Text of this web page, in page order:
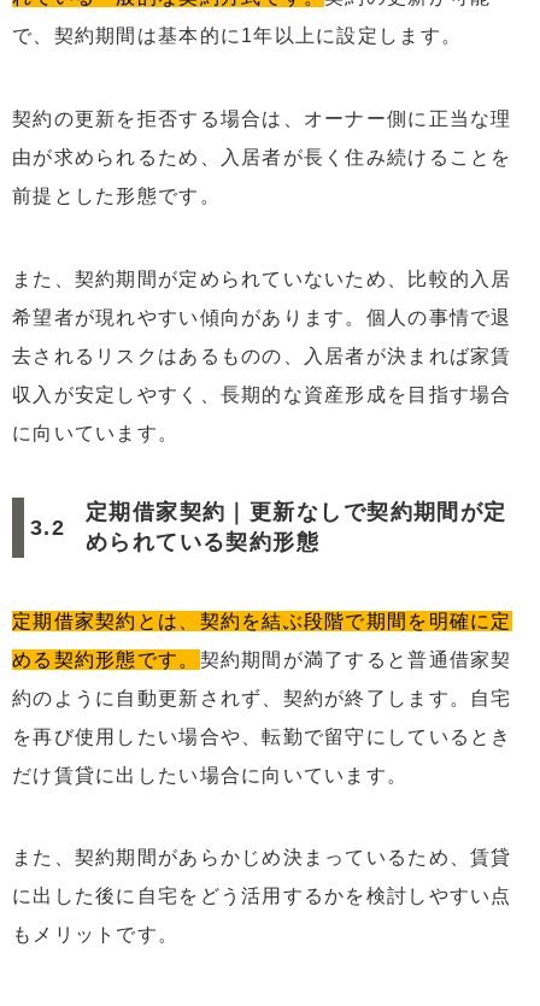
で、契約期間は基本的に1年以上に設定します。
契約の更新を拒否する場合は、オーナー側に正当な理
由が求められるため、入居者が長く住み続けることを
前提とした形態です。
また、契約期間が定められていないため、比較的入居
希望者が現れやすい傾向があります。個人の事情で退
去されるリスクはあるものの、入居者が決まれば家賃
収入が安定しやすく、長期的な資産形成を目指す場合
に向いています。
定期借家契約｜更新なしで契約期間が定
められている契約形態
定期借家契約とは、契約を結ぶ段階で期間を明確に定
める契約形態です。 契約期間が満了すると普通借家契
約のように自動更新されず、契約が終了します。自宅
を再び使用したい場合や、転勤で留守にしているとき
だけ賃貸に出したい場合に向いています。
また、契約期間があらかじめ決まっているため、賃貸
に出した後に自宅をどう活用するかを検討しやすい点
もメリットです。